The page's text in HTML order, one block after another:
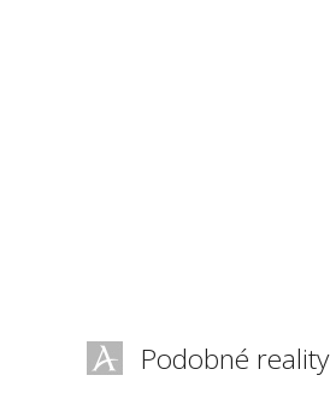
Podobné reality